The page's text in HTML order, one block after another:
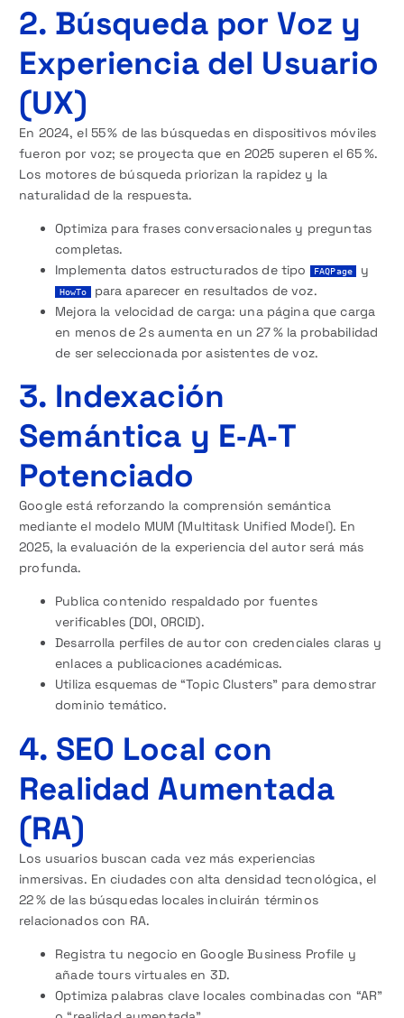
2. Búsqueda por Voz y
Experiencia del Usuario
(UX)
En 2024, el 55 % de las búsquedas en dispositivos móviles
fueron por voz; se proyecta que en 2025 superen el 65 %.
Los motores de búsqueda priorizan la rapidez y la
naturalidad de la respuesta.
Optimiza para frases conversacionales y preguntas
completas.
Implementa datos estructurados de tipo
FAQPage y
HowTo para aparecer en resultados de voz.
Mejora la velocidad de carga: una página que carga
en menos de 2 s aumenta en un 27 % la probabilidad
de ser seleccionada por asistentes de voz.
3. Indexación
Semántica y E‑A‑T
Potenciado
Google está reforzando la comprensión semántica
mediante el modelo MUM (Multitask Unified Model). En
2025, la evaluación de la experiencia del autor será más
profunda.
Publica contenido respaldado por fuentes
verificables (DOI, ORCID).
Desarrolla perfiles de autor con credenciales claras y
enlaces a publicaciones académicas.
Utiliza esquemas de “Topic Clusters” para demostrar
dominio temático.
4. SEO Local con
Realidad Aumentada
(RA)
Los usuarios buscan cada vez más experiencias
inmersivas. En ciudades con alta densidad tecnológica, el
22 % de las búsquedas locales incluirán términos
relacionados con RA.
Registra tu negocio en Google Business Profile y
añade tours virtuales en 3D.
Optimiza palabras clave locales combinadas con “AR”